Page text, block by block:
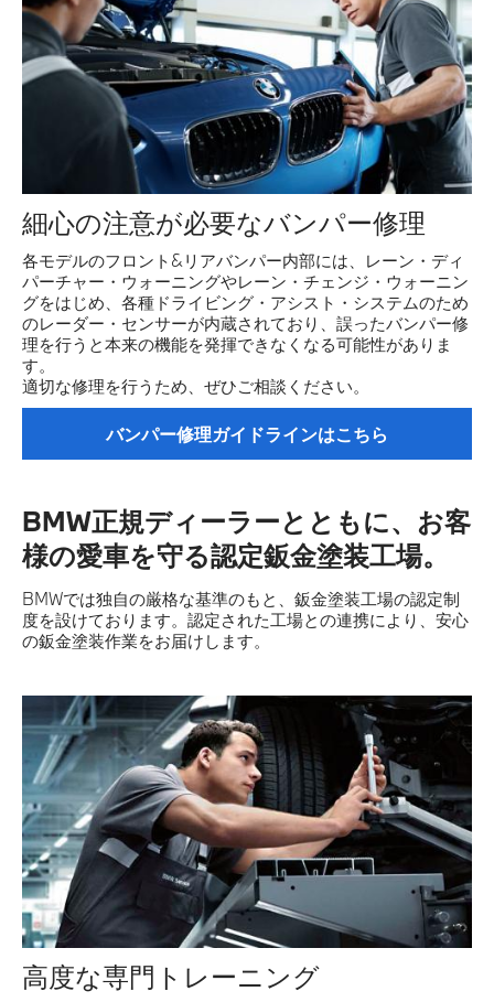
細心の注意が必要なバンパー修理
各モデルのフロント&リアバンパー内部には、レーン・ディ
パーチャー・ウォーニングやレーン・チェンジ・ウォーニン
グをはじめ、各種ドライビング・アシスト・システムのため
のレーダー・センサーが内蔵されており、誤ったバンパー修
理を行うと本来の機能を発揮できなくなる可能性がありま
す。
適切な修理を行うため、ぜひご相談ください。
バンパー修理ガイドラインはこちら
BMW正規ディーラーとともに、お客
様の愛車を守る認定鈑金塗装工場。
BMWでは独自の厳格な基準のもと、鈑金塗装工場の認定制
度を設けております。認定された工場との連携により、安心
の鈑金塗装作業をお届けします。
高度な専門トレーニング